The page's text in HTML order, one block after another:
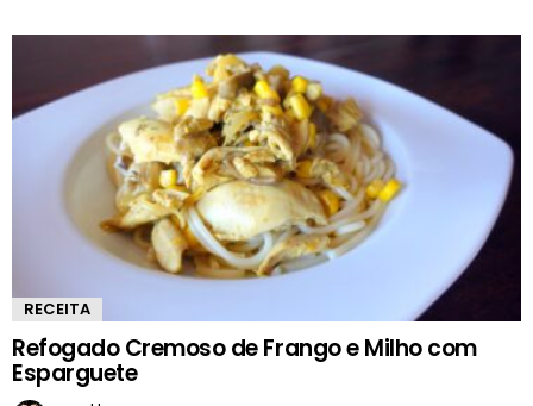
RECEITA
Refogado Cremoso de Frango e Milho com
Esparguete